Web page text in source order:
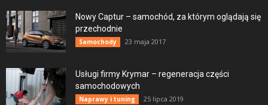
Nowy Captur – samochód, za którym oglądają się
przechodnie
Samochody 23 maja 2017
Usługi firmy Krymar – regeneracja części
samochodowych
Naprawy i tuning 25 lipca 2019